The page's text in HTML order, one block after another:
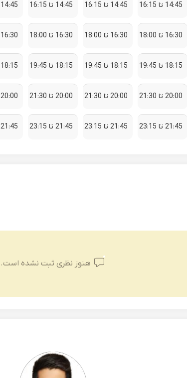
14:45 تا 16:15
16:30 تا 18:00
18:15 تا 19:45
20:00 تا 21:30
21:45 تا 23:15
14:45 تا 16:15
16:30 تا 18:00
18:15 تا 19:45
20:00 تا 21:30
21:45 تا 23:15
14:45 تا 16:15
16:30 تا 18:00
18:15 تا 19:45
20:00 تا 21:30
21:45 تا 23:15
14:45 تا 16:15
16:30 تا 18:00
18:15 تا 19:45
20:00 تا 21:30
21:45 تا 23:15
هنوز نظری ثبت نشده است.